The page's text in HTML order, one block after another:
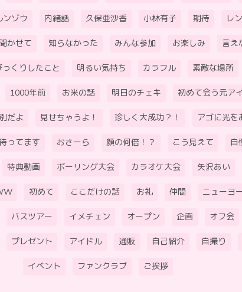
ンゾウ 内緒話 久保亜沙香 小林有子 期待 レ
聞かせて 知らなかった みんな参加 お楽しみ 言え
っくりしたこと 明るい気持ち カラフル 素敵な場所
1000年前 お米の話 明日のチェキ 初めて会う元ア
だよ 見せちゃうよ！ 珍しく大成功？！ アゴに光を
ってます おさーら 顔の何倍！？ こう見えて 自
特典動画 ボーリング大会 カラオケ大会 矢沢あい
初めて ここだけの話 お礼 仲間 ニューヨ
バスツアー イメチェン オープン 企画 オフ会
プレゼント アイドル 通販 自己紹介 自撮り
イベント ファンクラブ ご挨拶